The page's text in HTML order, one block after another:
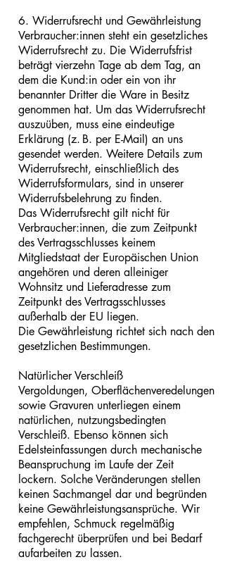
6. Widerrufsrecht und Gewährleistung
Verbraucher:innen steht ein gesetzliches
Widerrufsrecht zu. Die Widerrufsfrist
beträgt vierzehn Tage ab dem Tag, an
dem die Kund:in oder ein von ihr
benannter Dritter die Ware in Besitz
genommen hat. Um das Widerrufsrecht
auszuüben, muss eine eindeutige
Erklärung (z. B. per E-Mail) an uns
gesendet werden. Weitere Details zum
Widerrufsrecht, einschließlich des
Widerrufsformulars, sind in unserer
Widerrufsbelehrung zu finden.
Das Widerrufsrecht gilt nicht für
Verbraucher:innen, die zum Zeitpunkt
des Vertragsschlusses keinem
Mitgliedstaat der Europäischen Union
angehören und deren alleiniger
Wohnsitz und Lieferadresse zum
Zeitpunkt des Vertragsschlusses
außerhalb der EU liegen.
Die Gewährleistung richtet sich nach den
gesetzlichen Bestimmungen.
Natürlicher Verschleiß
Vergoldungen, Oberflächenveredelungen
sowie Gravuren unterliegen einem
natürlichen, nutzungsbedingten
Verschleiß. Ebenso können sich
Edelsteinfassungen durch mechanische
Beanspruchung im Laufe der Zeit
lockern. Solche Veränderungen stellen
keinen Sachmangel dar und begründen
keine Gewährleistungsansprüche. Wir
empfehlen, Schmuck regelmäßig
fachgerecht überprüfen und bei Bedarf
aufarbeiten zu lassen.